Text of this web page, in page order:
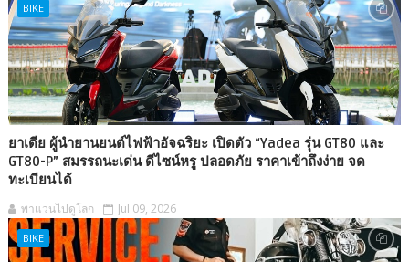
BIKE
ยาเดีย ผู้นำยานยนต์ไฟฟ้าอัจฉริยะ เปิดตัว “Yadea รุ่น GT80 และ
GT80-P” สมรรถนะเด่น ดีไซน์หรู ปลอดภัย ราคาเข้าถึงง่าย จด
ทะเบียนได้
พาแว่นไปดูโลก Jul 09, 2026
BIKE